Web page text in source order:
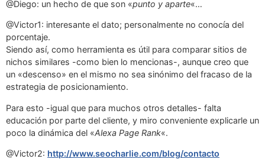
@Diego: un hecho de que son «punto y aparte«…
@Victor1: interesante el dato; personalmente no conocía del
porcentaje.
Siendo así, como herramienta es útil para comparar sitios de
nichos similares -como bien lo mencionas-, aunque creo que
un «descenso» en el mismo no sea sinónimo del fracaso de la
estrategia de posicionamiento.
Para esto -igual que para muchos otros detalles- falta
educación por parte del cliente, y miro conveniente explicarle un
poco la dinámica del «Alexa Page Rank«.
@Victor2: http://www.seocharlie.com/blog/contacto